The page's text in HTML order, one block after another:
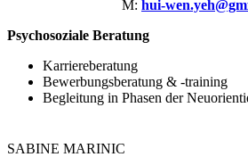
M: hui-
Psychosoziale Beratung
Karriereberatung
Bewerbungsberatung & -training
Begleitung in Phasen der
SABINE MARINIC